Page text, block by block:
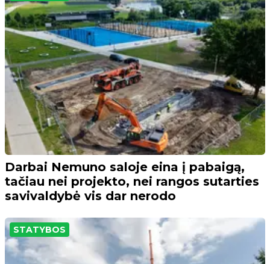
Darbai Nemuno saloje eina į pabaigą,
tačiau nei projekto, nei rangos sutarties
savivaldybė vis dar nerodo
STATYBOS